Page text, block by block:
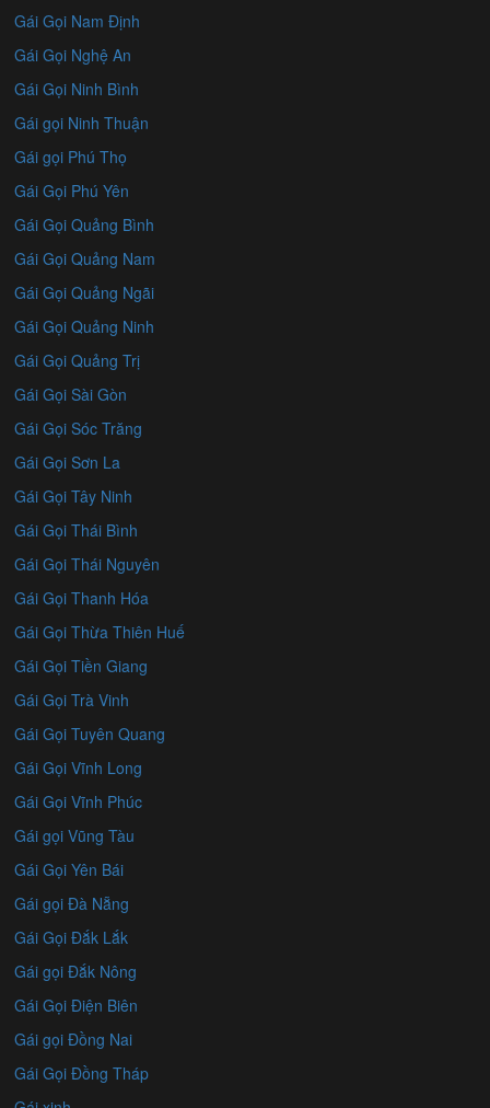
Gái Gọi Nam Định
Gái Gọi Nghệ An
Gái Gọi Ninh Bình
Gái gọi Ninh Thuận
Gái gọi Phú Thọ
Gái Gọi Phú Yên
Gái Gọi Quảng Bình
Gái Gọi Quảng Nam
Gái Gọi Quảng Ngãi
Gái Gọi Quảng Ninh
Gái Gọi Quảng Trị
Gái Gọi Sài Gòn
Gái Gọi Sóc Trăng
Gái Gọi Sơn La
Gái Gọi Tây Ninh
Gái Gọi Thái Bình
Gái Gọi Thái Nguyên
Gái Gọi Thanh Hóa
Gái Gọi Thừa Thiên Huế
Gái Gọi Tiền Giang
Gái Gọi Trà Vinh
Gái Gọi Tuyên Quang
Gái Gọi Vĩnh Long
Gái Gọi Vĩnh Phúc
Gái gọi Vũng Tàu
Gái Gọi Yên Bái
Gái gọi Đà Nẵng
Gái Gọi Đắk Lắk
Gái gọi Đắk Nông
Gái Gọi Điện Biên
Gái gọi Đồng Nai
Gái Gọi Đồng Tháp